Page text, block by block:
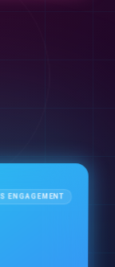
ENGAGEMENT